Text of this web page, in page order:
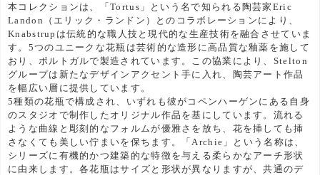
本コレクションは、「Tortus」という名で知られる陶芸家Eric
Landon（エリック・ランドン）とのコラボレーションにより、
Knabstrupは伝統的な職人技と現代的な生産技術を融合させていま
す。5つのユニークな花瓶は芸術的な造形に高品質な釉薬を施して
おり、ポルトガルで製造されています。この協業により、Stelton
グループは新たなデザインアクセント手に入れ、陶芸アート作品
を幅広い層に提供しています。
5種類の花瓶で構成され、いずれも彼がコペンハーゲンにある自身
のスタジオで制作したオリジナル作品を基にしています。流れる
ような曲線と彫刻的なフォルムが優雅さを放ち、花を挿しても挿
さなくても美しい佇まいを保ちます。「Archie」という名称は、
シリーズに有機的かつ建築的な特徴を与える柔らかなアーチ形状
に由来します。各花瓶はサイズと形状が異なりますが、共通のデ